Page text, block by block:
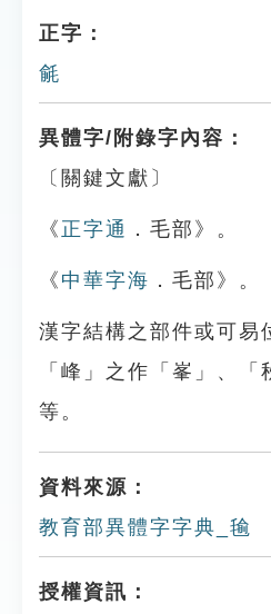
正字：
毹
異體字/附錄字內容：
〔關鍵文獻〕
《 正字通 ．毛部》。
《 中華字海 ．毛部》。
漢字結構之部件或可易
「峰」之作「峯」、「
等。
資料來源：
教育部異體字字典_毺
授權資訊：